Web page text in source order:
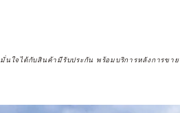
มั่นใจได้กับสินค้ามีรับประกัน พร้อมบริการหลังการขาย